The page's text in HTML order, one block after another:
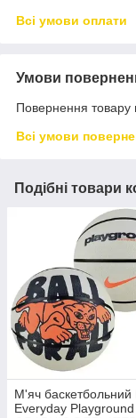
Всі умови оплати
Умови
Повернення товару
Всі умови
Подібні товари
М'яч баскетбольний
Everyday